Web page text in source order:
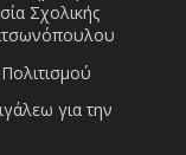
Σχολικής
για την